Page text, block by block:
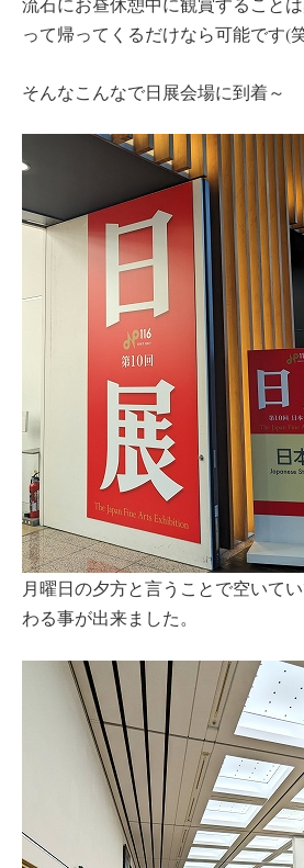
って帰ってくるだけなら可能です(
そんなこんなで日展会場に到着～
月曜日の夕方と言うことで空いて
わる事が出来ました。